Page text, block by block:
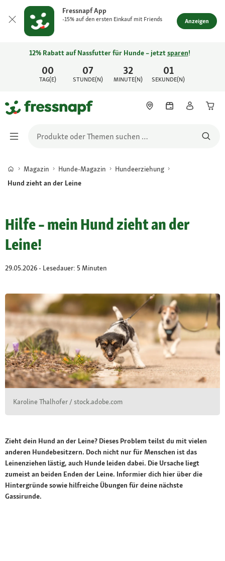
Fressnapf App
-15% auf den ersten Einkauf mit Friends Anzeigen
00
TAG(E)
07
STUNDE(N)
32
MINUTE(N)
01
SEKUNDE(N)
12% Rabatt auf Nassfutter für Hunde – jetztsparen!
Magazin Hunde-Magazin
Hundeerziehung
Hund zieht an der Leine
Hilfe – mein Hund zieht an der
Leine!
29.05.2026 - Lesedauer: 5 Minuten
Karoline Thalhofer / stock.adobe.com
Zieht dein Hund an der Leine? Dieses Problem teilst du mit vielen
anderen Hundebesitzern. Doch nicht nur für Menschen ist das
Leinenziehen lästig, auch Hunde leiden dabei. Die Ursache liegt
zumeist an beiden Enden der Leine. Informier dich hier über die
Hintergründe sowie hilfreiche Übungen für deine nächste
Gassirunde.